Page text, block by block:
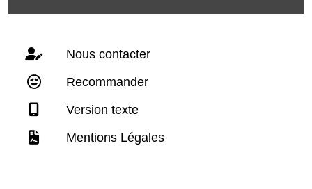
Nous contacter
Recommander
Version texte
Mentions Légales